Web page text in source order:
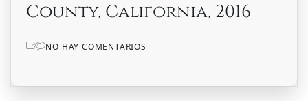
County, California, 2016
NO HAY COMENTARIOS